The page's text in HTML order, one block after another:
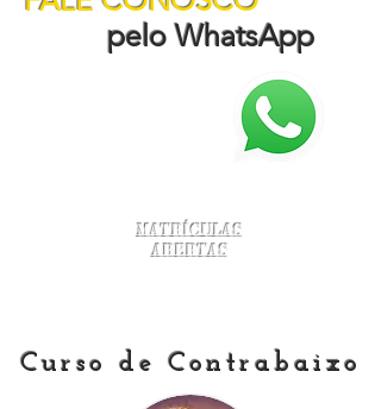
pelo WhatsApp
Matrículas
Abertas
Curso de Contrabaixo